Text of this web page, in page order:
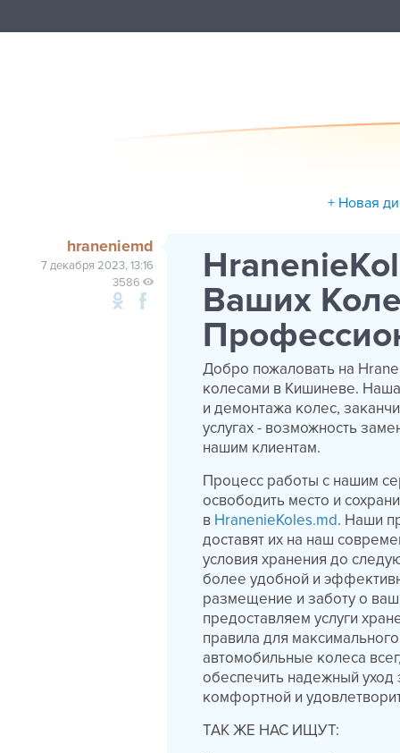
+ Новая
hraneniemd
7 декабря 2023, 13:16
3586
Ваших
Добро пожаловать на
колесами в Кишиневе. Наша
и демонтажа колес,
услугах - возможность
нашим клиентам.
Процесс работы с нашим
освободить место и
в HranenieKoles.md. Наши
доставят их на наш
условия хранения до
более удобной и
размещение и заботу о
предоставляем услуги
правила для
автомобильные колеса
обеспечить надежный
комфортной и
ТАК ЖЕ НАС ИЩУТ: